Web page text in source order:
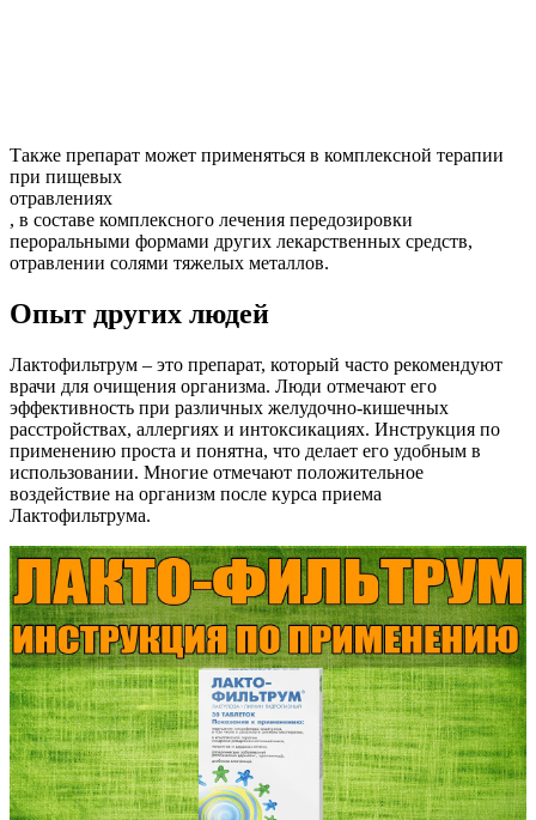
Также препарат может применяться в комплексной терапии
при пищевых
отравлениях
, в составе комплексного лечения передозировки
пероральными формами других лекарственных средств,
отравлении солями тяжелых металлов.
Опыт других людей
Лактофильтрум – это препарат, который часто рекомендуют
врачи для очищения организма. Люди отмечают его
эффективность при различных желудочно-кишечных
расстройствах, аллергиях и интоксикациях. Инструкция по
применению проста и понятна, что делает его удобным в
использовании. Многие отмечают положительное
воздействие на организм после курса приема
Лактофильтрума.